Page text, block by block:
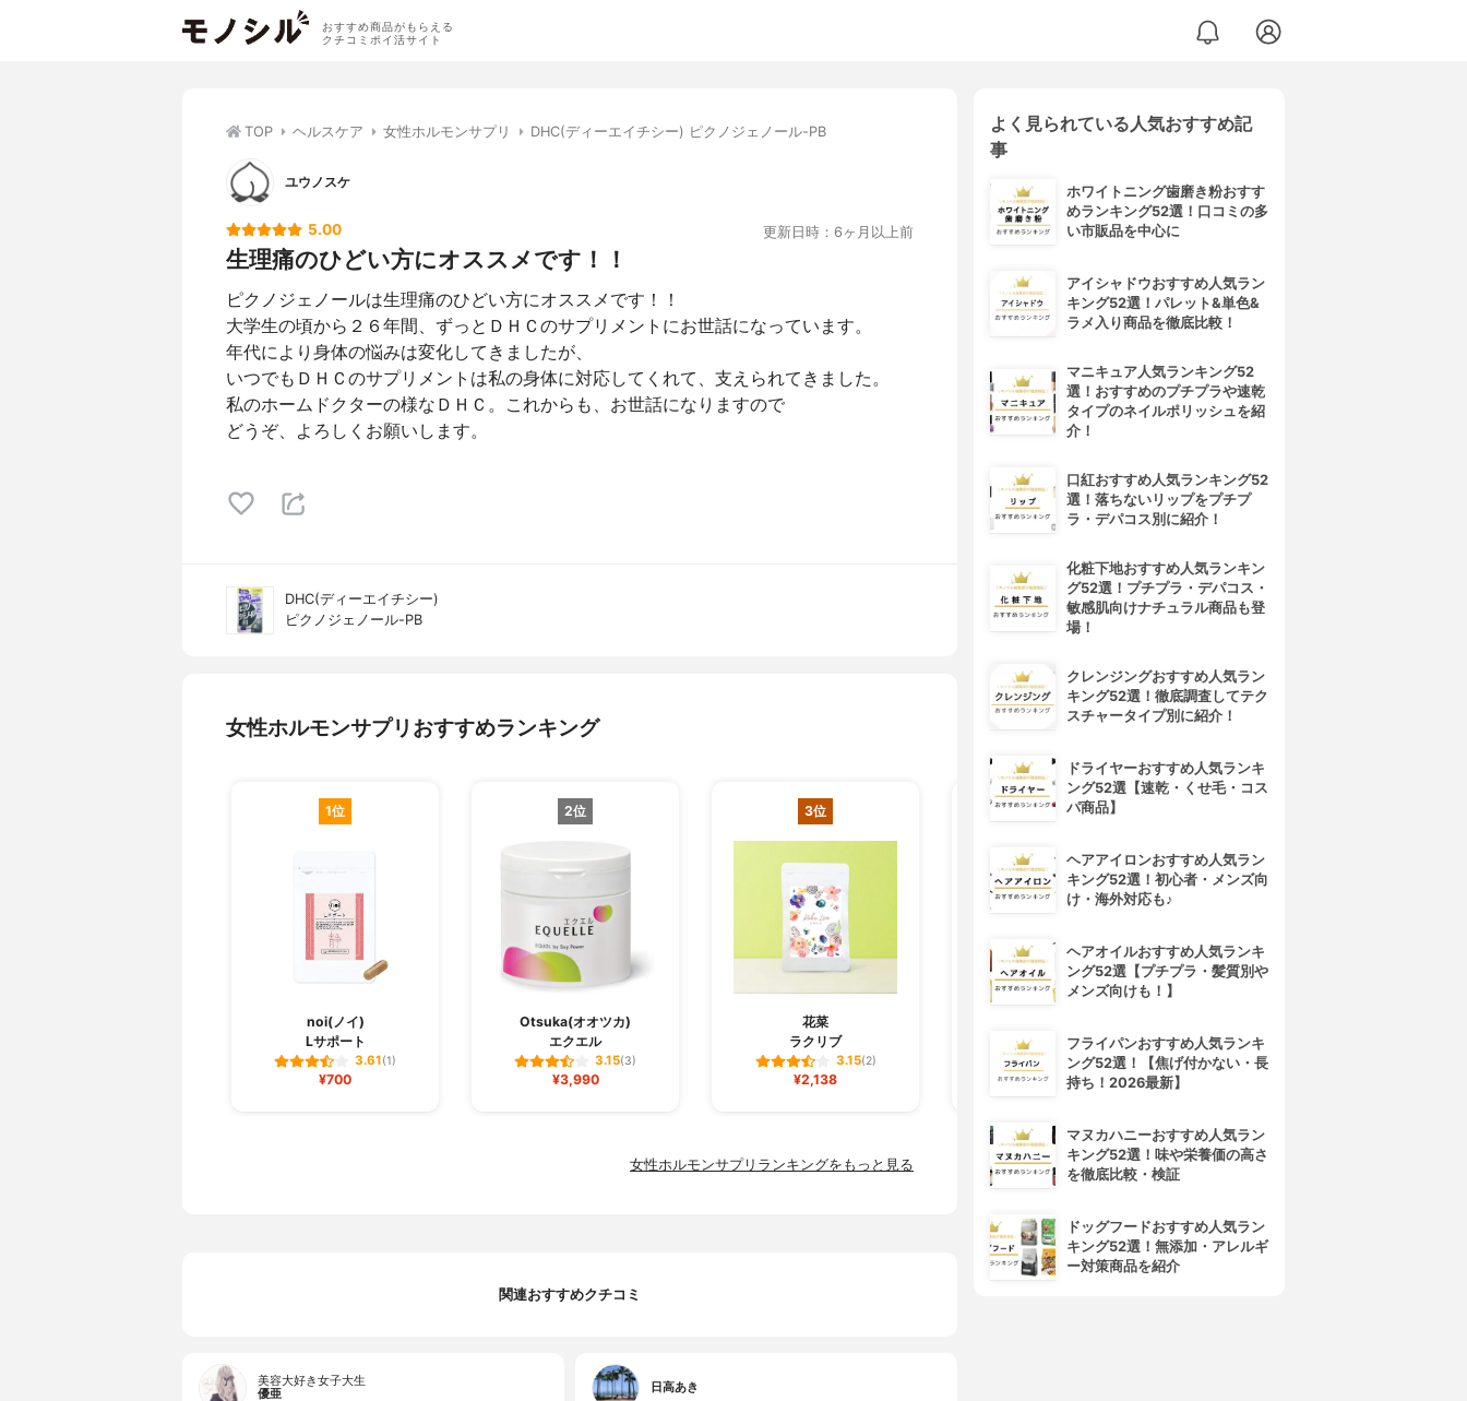
おすすめ商品がもらえる
クチコミポイ活サイト
TOP ヘルスケア 女性ホルモンサプリ DHC(ディーエイチシー) ピクノジェノール-PB
ユウノスケ
5.00 更新日時：6ヶ月以上前
生理痛のひどい方にオススメです！！
ピクノジェノールは生理痛のひどい方にオススメです！！
大学生の頃から２６年間、ずっとＤＨＣのサプリメントにお世話になっています。
年代により身体の悩みは変化してきましたが、
いつでもＤＨＣのサプリメントは私の身体に対応してくれて、支えられてきました。
私のホームドクターの様なＤＨＣ。これからも、お世話になりますので
どうぞ、よろしくお願いします。
DHC(ディーエイチシー)
ピクノジェノール-PB
女性ホルモンサプリおすすめランキング
1位
noi(ノイ)
Lサポート
3.61(1)
¥700
2位
Otsuka(オオツカ)
エクエル
3.15(3)
¥3,990
3位
花菜
ラクリブ
3.15(2)
¥2,138
4位
葉酸カルシウムプラス
3.15(2)
¥635
女性ホルモンサプリランキングをもっと見る
関連おすすめクチコミ
美容大好き女子大生
優亜
日高あき
よく見られている人気おすすめ記
事
ホワイトニング歯磨き粉おすす
めランキング52選！口コミの多
い市販品を中心に
アイシャドウおすすめ人気ラン
キング52選！パレット&単色&
ラメ入り商品を徹底比較！
マニキュア人気ランキング52
選！おすすめのプチプラや速乾
タイプのネイルポリッシュを紹
介！
口紅おすすめ人気ランキング52
選！落ちないリップをプチプ
ラ・デパコス別に紹介！
化粧下地おすすめ人気ランキン
グ52選！プチプラ・デパコス・
敏感肌向けナチュラル商品も登
場！
クレンジングおすすめ人気ラン
キング52選！徹底調査してテク
スチャータイプ別に紹介！
ドライヤーおすすめ人気ランキ
ング52選【速乾・くせ毛・コス
パ商品】
ヘアアイロンおすすめ人気ラン
キング52選！初心者・メンズ向
け・海外対応も♪
ヘアオイルおすすめ人気ランキ
ング52選【プチプラ・髪質別や
メンズ向けも！】
フライパンおすすめ人気ランキ
ング52選！【焦げ付かない・長
持ち！2026最新】
マヌカハニーおすすめ人気ラン
キング52選！味や栄養価の高さ
を徹底比較・検証
ドッグフードおすすめ人気ラン
キング52選！無添加・アレルギ
ー対策商品を紹介